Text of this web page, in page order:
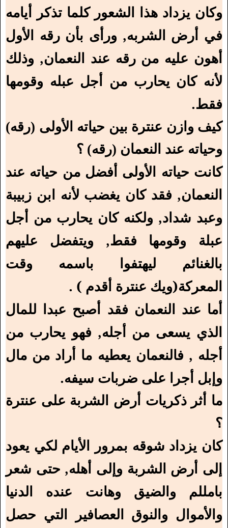
وكان يزداد هذا الشعور كلما تذكر أيامه
في أرض الشربه, ورأى بأن رقه الأول
أهون عليه من رقه عند النعمان, وذلك
لأنه كان يحارب من أجل عبله وقومها
فقط.
كيف وازن عنترة بين حياته الأولى (رقه)
وحياته عند النعمان (رقه) ؟
كانت حياته الأولى أفضل من حياته عند
النعمان, فقد كان يغضب لأنه ابن زبيبة
وعبد شداد, ولكنه كان يحارب من أجل
عبلة وقومها فقط, ويتفضل عليهم
بالغنائم ليهتفوا باسمه وقت
المعركة(ويك عنترة أقدم ) .
أما عند النعمان فقد أصبح عبدا للمال
الذي يسعى من أجله, فهو يحارب من
أجله , فالنعمان يعطيه ما أراد من مال
وإبل أجرا على ضربات سيفه.
ما أثر ذكريات أرض الشربة على عنترة
؟
كان يزداد شوقه بمرور الأيام لكي يعود
إلى أرض الشربة وإلى أهله, حتى شعر
بامللم والضيق وهانت عنده الدنيا
والأموال والنوق العصافير التي حصل